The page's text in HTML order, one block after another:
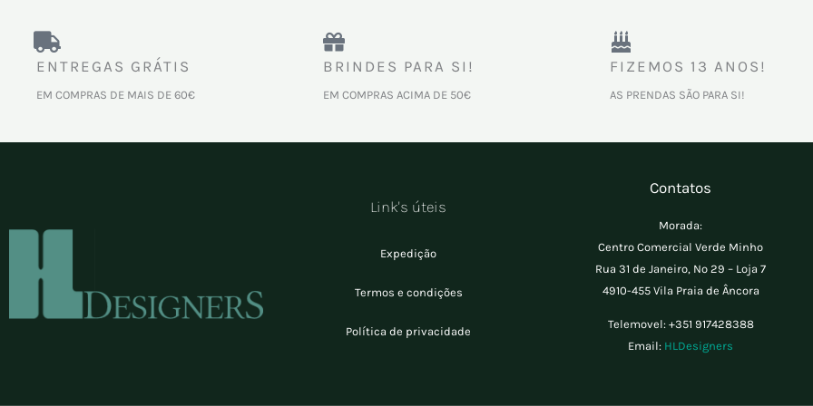
ENTREGAS GRÁTIS
EM COMPRAS DE MAIS DE 60€
BRINDES PARA SI!
EM COMPRAS ACIMA DE 50€
FIZEMOS 13 ANOS!
AS PRENDAS SÃO PARA SI!
Link's úteis
Expedição
Termos e condições
Política de privacidade
Contatos
Morada:
Centro Comercial Verde Minho
Rua 31 de Janeiro, Nº 29 – Loja 7
4910-455 Vila Praia de Âncora
Telemovel: +351 917428388
Email: HLDesigners